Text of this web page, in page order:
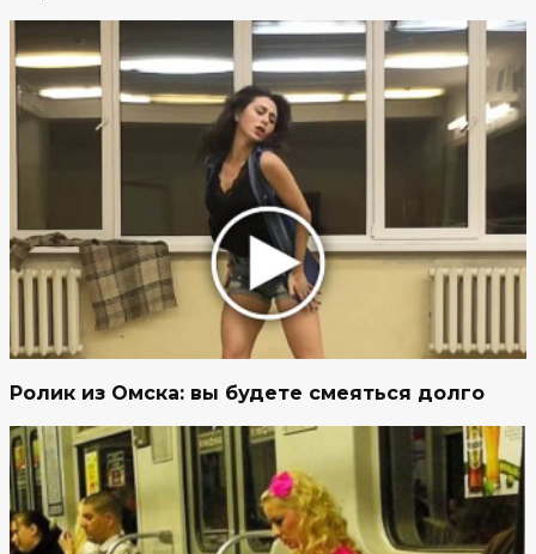
Ролик из Омска: вы будете смеяться долго